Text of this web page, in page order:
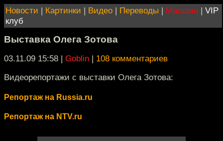
Новости | Картинки | Видео | Переводы | Магазин | VIP
клуб
Выставка Олега Зотова
03.11.09 15:58 | Goblin | 108 комментариев
Видеорепортажи с выставки Олега Зотова:
Репортаж на Russia.ru
Репортаж на NTV.ru